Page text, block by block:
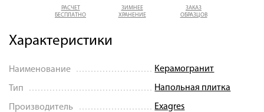
РАСЧЕТ
БЕСПЛАТНО
ЗИМНЕЕ
ХРАНЕНИЕ
ЗАКАЗ
ОБРАЗЦОВ
Характеристики
Наименование Керамогранит
Тип Напольная плитка
Производитель Exagres